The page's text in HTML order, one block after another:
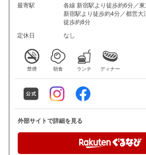
最寄駅
各線 新宿駅より徒歩約6分／
新宿駅より徒歩約4分／都営大
徒歩約8分
定休日
なし
禁煙 朝食 ランチ ディナー
外部サイトで詳細を見る